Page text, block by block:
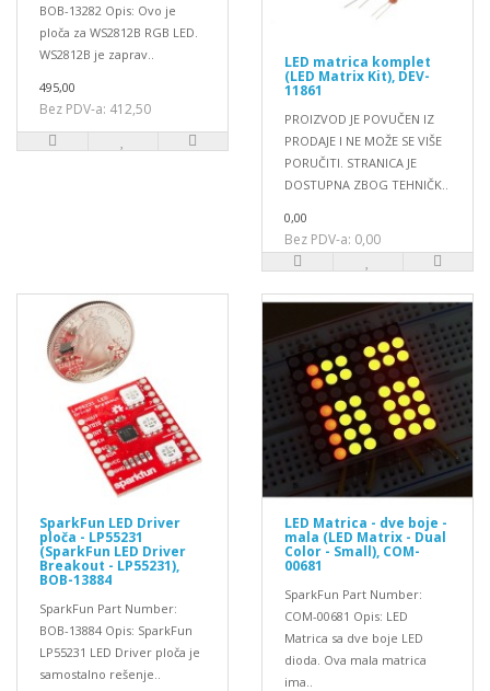
BOB-13282 Opis: Ovo je
ploča za WS2812B RGB LED.
WS2812B je zaprav..
495,00
Bez PDV-a: 412,50
LED matrica komplet
(LED Matrix Kit), DEV-
11861
PROIZVOD JE POVUČEN IZ
PRODAJE I NE MOŽE SE VIŠE
PORUČITI. STRANICA JE
DOSTUPNA ZBOG TEHNIČK..
0,00
Bez PDV-a: 0,00
SparkFun LED Driver
ploča - LP55231
(SparkFun LED Driver
Breakout - LP55231),
BOB-13884
SparkFun Part Number:
BOB-13884 Opis: SparkFun
LP55231 LED Driver ploča je
samostalno rešenje..
LED Matrica - dve boje -
mala (LED Matrix - Dual
Color - Small), COM-
00681
SparkFun Part Number:
COM-00681 Opis: LED
Matrica sa dve boje LED
dioda. Ova mala matrica
ima..